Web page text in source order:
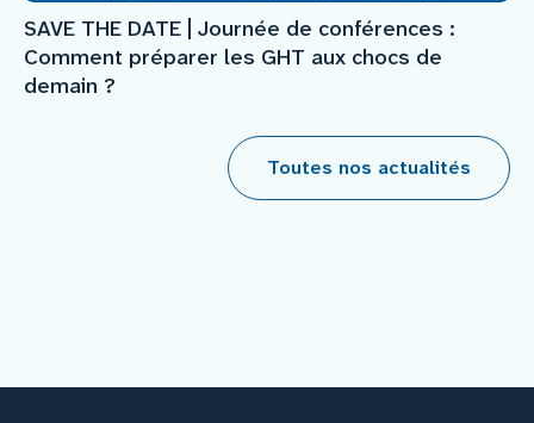
SAVE THE DATE | Journée de conférences :
Comment préparer les GHT aux chocs de
demain ?
Toutes nos actualités